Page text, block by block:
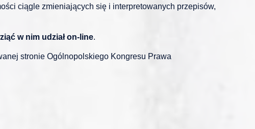
ciągle zmieniających się i interpretowanych przepisów,
w nim udział on-line.
stronie Ogólnopolskiego Kongresu Prawa